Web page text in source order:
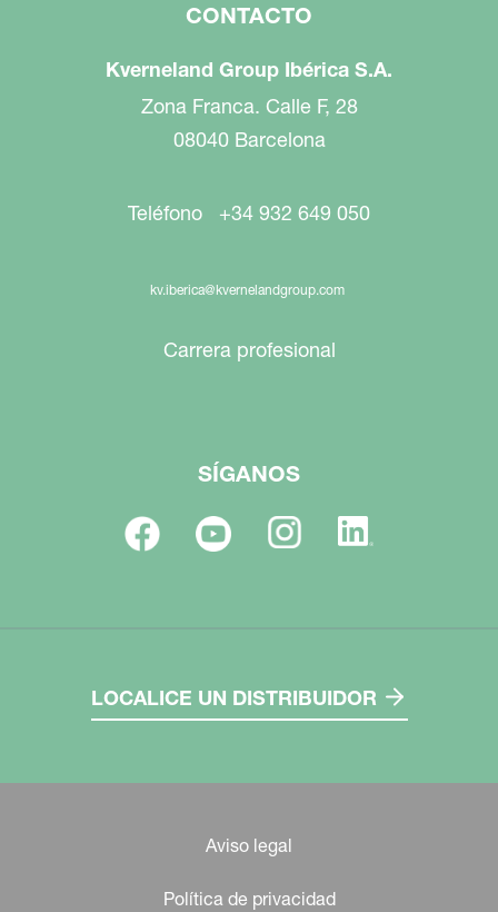
CONTACTO
Kverneland Group Ibérica S.A.
Zona Franca. Calle F, 28
08040 Barcelona
Teléfono +34 932 649 050
kv.iberica@kvernelandgroup.com
Carrera profesional
SÍGANOS
LOCALICE UN DISTRIBUIDOR
Aviso legal
Política de privacidad